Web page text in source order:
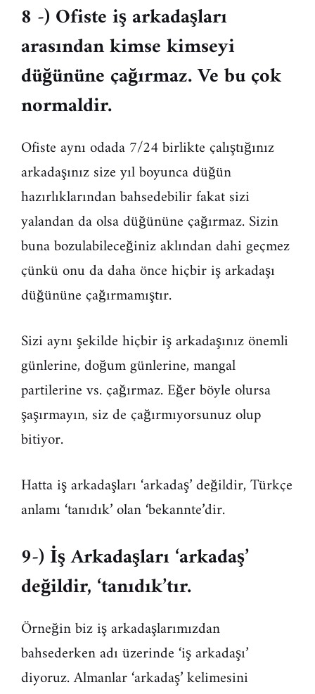
8 -) Ofiste iş arkadaşları
arasından kimse kimseyi
düğününe çağırmaz. Ve bu çok
normaldir.
Ofiste aynı odada 7/24 birlikte çalıştığınız
arkadaşınız size yıl boyunca düğün
hazırlıklarından bahsedebilir fakat sizi
yalandan da olsa düğününe çağırmaz. Sizin
buna bozulabileceğiniz aklından dahi geçmez
çünkü onu da daha önce hiçbir iş arkadaşı
düğününe çağırmamıştır.
Sizi aynı şekilde hiçbir iş arkadaşınız önemli
günlerine, doğum günlerine, mangal
partilerine vs. çağırmaz. Eğer böyle olursa
şaşırmayın, siz de çağırmıyorsunuz olup
bitiyor.
Hatta iş arkadaşları ‘arkadaş’ değildir, Türkçe
anlamı ‘tanıdık’ olan ‘bekannte’dir.
9-) İş Arkadaşları ‘arkadaş’
değildir, ‘tanıdık’tır.
Örneğin biz iş arkadaşlarımızdan
bahsederken adı üzerinde ‘iş arkadaşı’
diyoruz. Almanlar ‘arkadaş’ kelimesini